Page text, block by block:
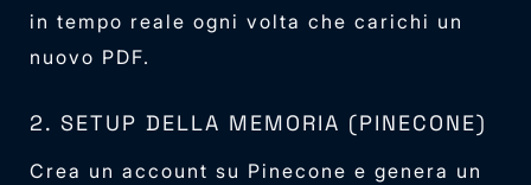
in tempo reale ogni volta che carichi un
nuovo PDF.
2. SETUP DELLA MEMORIA (PINECONE)
Crea un account su Pinecone e genera un